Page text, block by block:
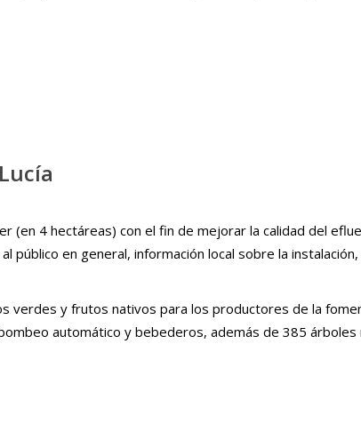
(en 4 hectáreas) con el fin de mejorar la calidad del
en general, información local sobre la
verdes y frutos nativos para los productores de la
automático y bebederos, además de 385 árboles